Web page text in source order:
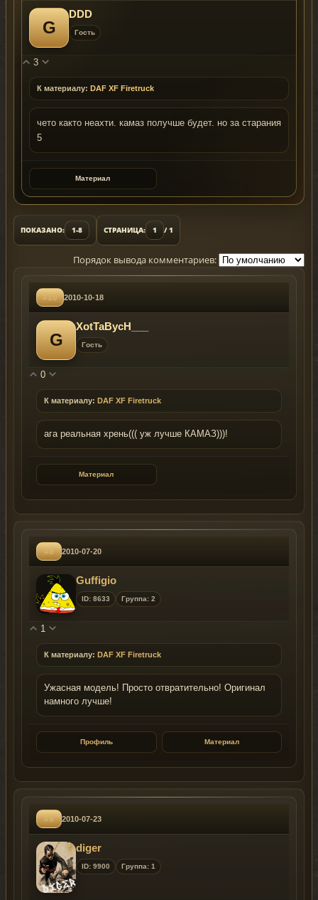
G
DDD
Гость
3
К материалу: DAF XF Firetruck
чето както неахти. камаз получше будет. но за старания
5
Материал
ПОКАЗАНО: 1-8 СТРАНИЦА: 1 / 1
Порядок вывода комментариев:
#10 2010-10-18
G
XotTaBycH___
Гость
0
К материалу: DAF XF Firetruck
ага реальная хрень((( уж лучше КАМАЗ)))!
Материал
#8 2010-07-20
Guffigio
ID: 8633 Группа: 2
1
К материалу: DAF XF Firetruck
Ужасная модель! Просто отвратительно! Оригинал
намного лучше!
Профиль Материал
#9 2010-07-23
diger
ID: 9900 Группа: 1